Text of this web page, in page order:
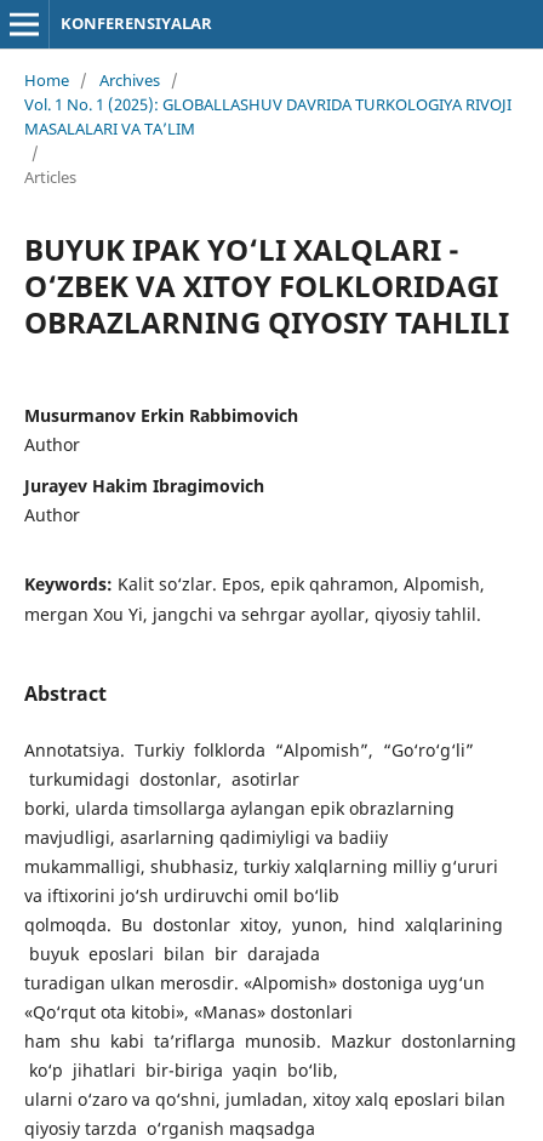
KONFERENSIYALAR
Home / Archives /
Vol. 1 No. 1 (2025): GLOBALLASHUV DAVRIDA TURKOLOGIYA RIVOJI
MASALALARI VA TA’LIM
/
Articles
BUYUK IPAK YO‘LI XALQLARI -
O‘ZBEK VA XITOY FOLKLORIDAGI
OBRAZLARNING QIYOSIY TAHLILI
Musurmanov Erkin Rabbimovich
Author
Jurayev Hakim Ibragimovich
Author
Keywords: Kalit so‘zlar. Epos, epik qahramon, Alpomish,
mergan Xou Yi, jangchi va sehrgar ayollar, qiyosiy tahlil.
Abstract
Annotatsiya. Turkiy folklorda “Alpomish”, “Go‘ro‘g‘li”
turkumidagi dostonlar, asotirlar
borki, ularda timsollarga aylangan epik obrazlarning
mavjudligi, asarlarning qadimiyligi va badiiy
mukammalligi, shubhasiz, turkiy xalqlarning milliy g‘ururi
va iftixorini jo‘sh urdiruvchi omil bo‘lib
qolmoqda. Bu dostonlar xitoy, yunon, hind xalqlarining
buyuk eposlari bilan bir darajada
turadigan ulkan merosdir. «Alpomish» dostoniga uyg‘un
«Qo‘rqut ota kitobi», «Manas» dostonlari
ham shu kabi taʼriflarga munosib. Mazkur dostonlarning
ko‘p jihatlari bir-biriga yaqin bo‘lib,
ularni o‘zaro va qo‘shni, jumladan, xitoy xalq eposlari bilan
qiyosiy tarzda o‘rganish maqsadga